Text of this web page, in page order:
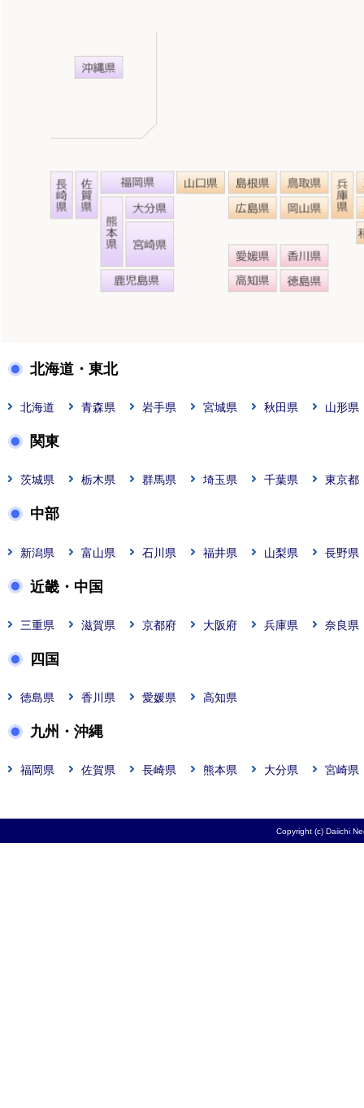
北海道・東北
北海道 青森県 岩手県 宮城県 秋田県 山形県
関東
茨城県 栃木県 群馬県 埼玉県 千葉県 東京都
中部
新潟県 富山県 石川県 福井県 山梨県 長野県
近畿・中国
三重県 滋賀県 京都府 大阪府 兵庫県 奈良県
四国
徳島県 香川県 愛媛県 高知県
九州・沖縄
福岡県 佐賀県 長崎県 熊本県 大分県 宮崎県
Copyright (c) Daiichi